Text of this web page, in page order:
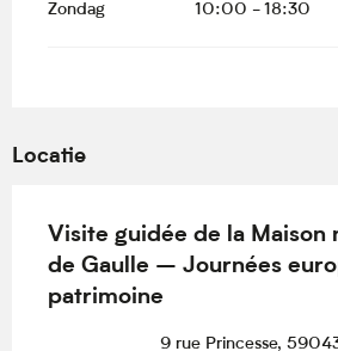
Zondag 10:00 - 18:30
Locatie
Visite guidée de la Maison
de Gaulle – Journées
patrimoine
9 rue Princesse,